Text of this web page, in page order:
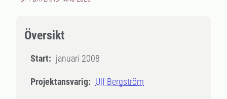
Översikt
Start: januari 2008
Projektansvarig: Ulf Bergström